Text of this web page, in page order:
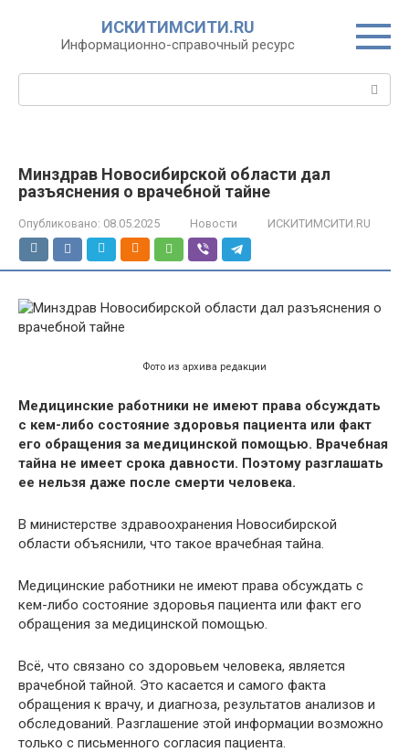
ИСКИТИМСИТИ.RU
Информационно-справочный ресурс
Минздрав Новосибирской области дал
разъяснения о врачебной тайне
Опубликовано: 08.05.2025 Новости ИСКИТИМСИТИ.RU
Фото из архива редакции
Медицинские работники не имеют права обсуждать
с кем-либо состояние здоровья пациента или факт
его обращения за медицинской помощью. Врачебная
тайна не имеет срока давности. Поэтому разглашать
ее нельзя даже после смерти человека.
В министерстве здравоохранения Новосибирской
области объяснили, что такое врачебная тайна.
Медицинские работники не имеют права обсуждать с
кем-либо состояние здоровья пациента или факт его
обращения за медицинской помощью.
Всё, что связано со здоровьем человека, является
врачебной тайной. Это касается и самого факта
обращения к врачу, и диагноза, результатов анализов и
обследований. Разглашение этой информации возможно
только с письменного согласия пациента.